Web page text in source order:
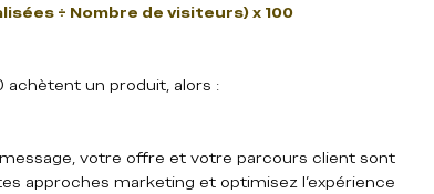
÷ Nombre de visiteurs) x 100
un produit, alors :
votre offre et votre parcours client sont
approches marketing et optimisez l’expérience